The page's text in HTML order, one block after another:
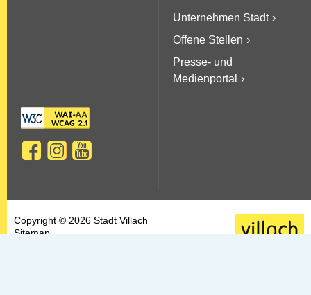
Unternehmen Stadt
Offene Stellen
Presse- und
Medienportal
Copyright © 2026 Stadt Villach
Sitemap